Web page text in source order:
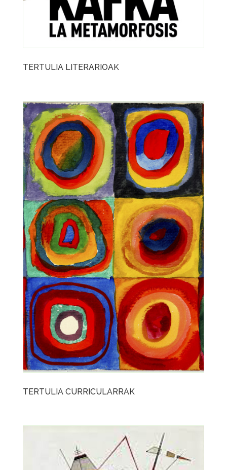
TERTULIA LITERARIOAK
TERTULIA CURRICULARRAK